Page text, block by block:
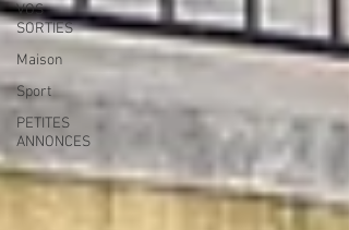
VOS
SORTIES
Maison
Sport
PETITES
ANNONCES